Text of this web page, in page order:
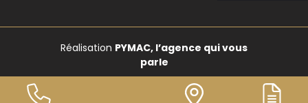
Réalisation PYMAC, l’agence qui vous
parle